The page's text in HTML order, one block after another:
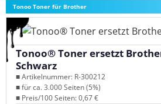
Tonoo Toner für Brother
Tonoo® Toner ersetzt
Schwarz
■ Artikelnummer: R-300212
■ für ca. 3.000 Seiten (5%)
■ Preis/100 Seiten: 0,67 €